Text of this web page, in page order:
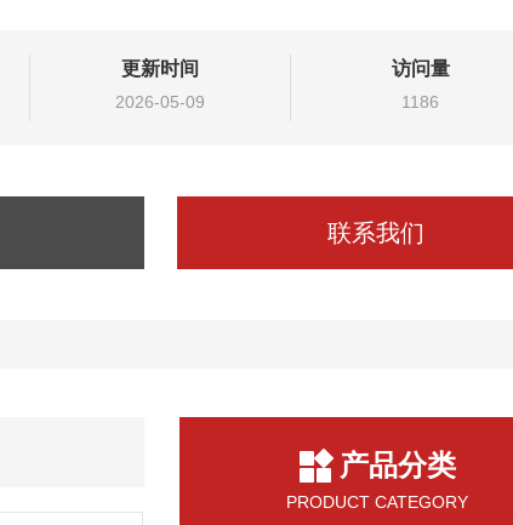
更新时间
2026-05-09
访问量
1186
联系我们
产品分类
PRODUCT CATEGORY